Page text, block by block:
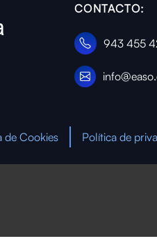
CONTACTO:
943 455
de Cookies Política de